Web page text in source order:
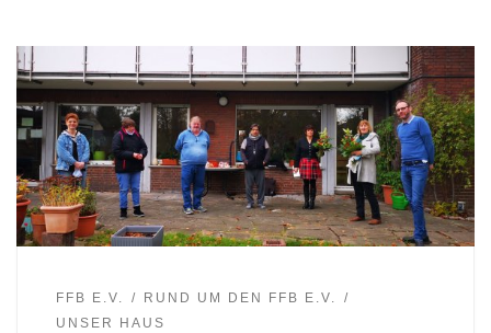
FFB E.V.
RUND UM DEN FFB E.V.
UNSER HAUS